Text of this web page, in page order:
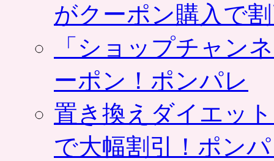
がクーポン購入で
「ショップチャン
ーポン！ポンパレ
置き換えダイエッ
で大幅割引！ポン